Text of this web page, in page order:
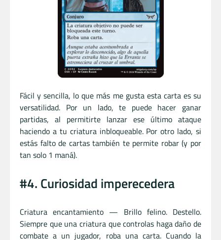
Fácil y sencilla, lo que más me gusta esta carta es su
versatilidad. Por un lado, te puede hacer ganar
partidas, al permitirte lanzar ese último ataque
haciendo a tu criatura inbloqueable. Por otro lado, si
estás falto de cartas también te permite robar (y por
tan solo 1 maná).
#4. Curiosidad imperecedera
Criatura encantamiento — Brillo felino. Destello.
Siempre que una criatura que controlas haga daño de
combate a un jugador, roba una carta. Cuando la